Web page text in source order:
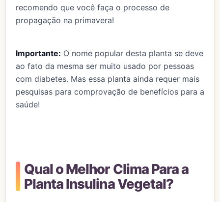
recomendo que você faça o processo de
propagação na primavera!
Importante: O nome popular desta planta se deve
ao fato da mesma ser muito usado por pessoas
com diabetes. Mas essa planta ainda requer mais
pesquisas para comprovação de benefícios para a
saúde!
Qual o Melhor Clima Para a
Planta Insulina Vegetal?